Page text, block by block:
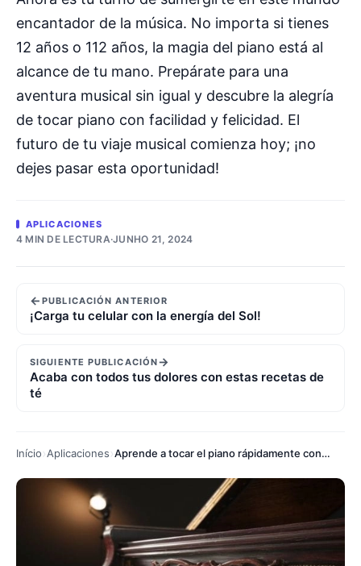
encantador de la música. No importa si tienes
12 años o 112 años, la magia del piano está al
alcance de tu mano. Prepárate para una
aventura musical sin igual y descubre la alegría
de tocar piano con facilidad y felicidad. El
futuro de tu viaje musical comienza hoy; ¡no
dejes pasar esta oportunidad!
APLICACIONES
4 MIN DE LECTURA·JUNHO 21, 2024
←PUBLICACIÓN ANTERIOR
¡Carga tu celular con la energía del Sol!
SIGUIENTE PUBLICACIÓN→
Acaba con todos tus dolores con estas recetas de
té
Início Aplicaciones Aprende a tocar el piano rápidamente con esta app